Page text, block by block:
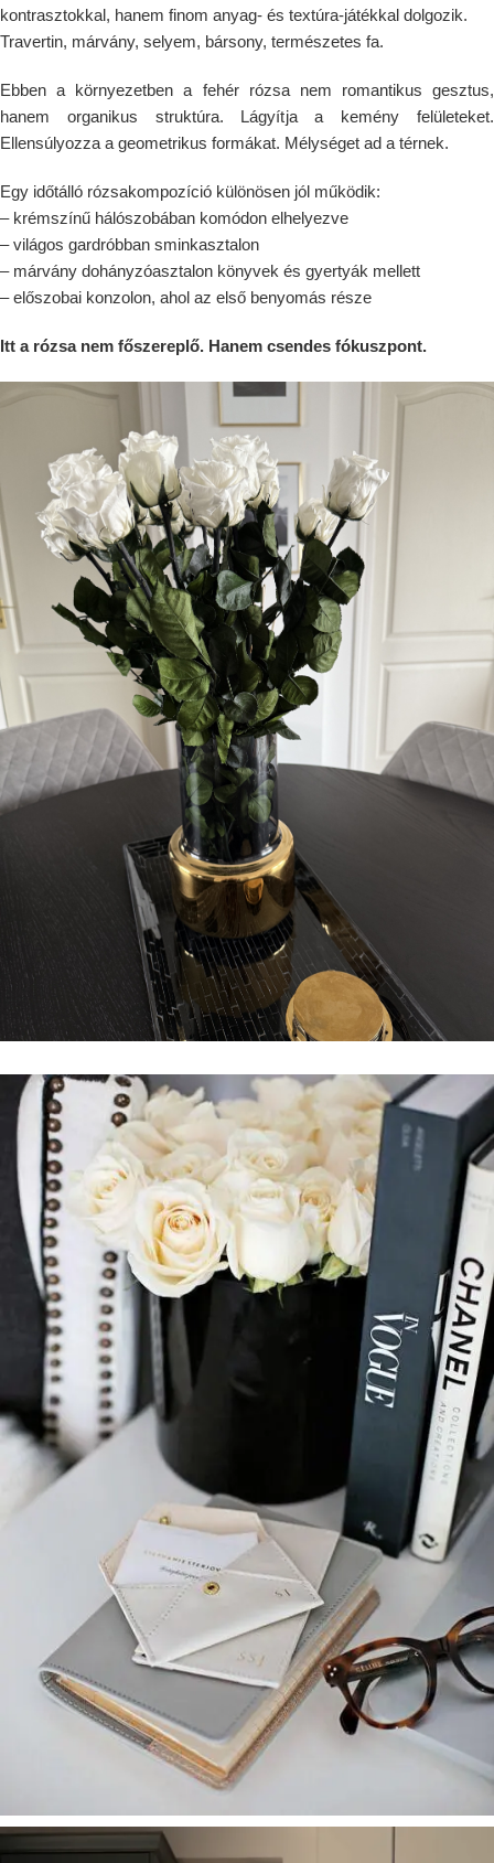
kontrasztokkal, hanem finom anyag- és textúra-játékkal dolgozik.
Travertin, márvány, selyem, bársony, természetes fa.
Ebben a környezetben a fehér rózsa nem romantikus gesztus,
hanem organikus struktúra. Lágyítja a kemény felületeket.
Ellensúlyozza a geometrikus formákat. Mélységet ad a térnek.
Egy időtálló rózsakompozíció különösen jól működik:
– krémszínű hálószobában komódon elhelyezve
– világos gardróbban sminkasztalon
– márvány dohányzóasztalon könyvek és gyertyák mellett
– előszobai konzolon, ahol az első benyomás része
Itt a rózsa nem főszereplő. Hanem csendes fókuszpont.